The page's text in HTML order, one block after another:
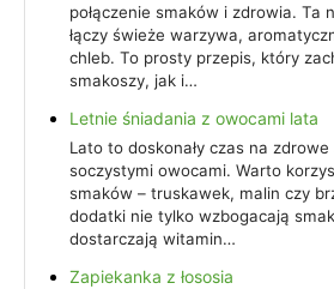
połączenie smaków i zdrowia. Ta
łączy świeże warzywa,
chleb. To prosty przepis, który
smakoszy, jak i…
Letnie śniadania z owocami lata
Lato to doskonały czas na
soczystymi owocami. Warto
smaków – truskawek, malin czy
dodatki nie tylko wzbogacają
dostarczają witamin…
Zapiekanka z łososia